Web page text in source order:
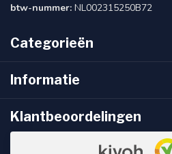
btw-nummer: NL002315250B72
Categorieën
Informatie
Klantbeoordelingen